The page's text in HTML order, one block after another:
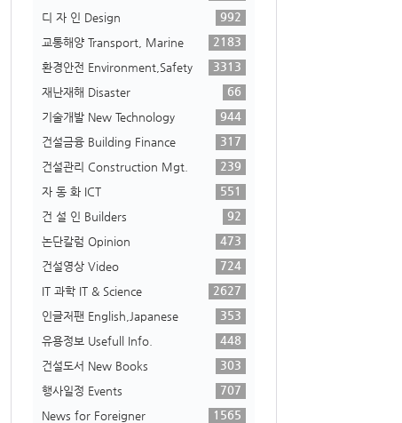
디 자 인 Design
992
교통해양 Transport, Marine
2183
환경안전 Environment,Safety
3313
재난재해 Disaster
66
기술개발 New Technology
944
건설금융 Building Finance
317
건설관리 Construction Mgt.
239
자 동 화 ICT
551
건 설 인 Builders
92
논단칼럼 Opinion
473
건설영상 Video
724
IT 과학 IT & Science
2627
인글저팬 English,Japanese
353
유용정보 Usefull Info.
448
건설도서 New Books
303
행사일정 Events
707
News for Foreigner
1565